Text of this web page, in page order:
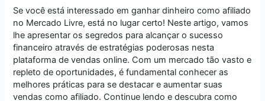
Se você está interessado em ganhar dinheiro como afiliado
no Mercado Livre, está no lugar certo! Neste artigo, vamos
lhe apresentar os segredos para alcançar o sucesso
financeiro através de estratégias poderosas nesta
plataforma de vendas online. Com um mercado tão vasto e
repleto de oportunidades, é fundamental conhecer as
melhores práticas para se destacar e aumentar suas
vendas como afiliado. Continue lendo e descubra como